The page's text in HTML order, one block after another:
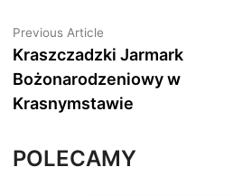
Nawigacja
wpisu
Previous Article
article:
Kraszczadzki Jarmark
Bożonarodzeniowy w
Krasnymstawie
POLECAMY